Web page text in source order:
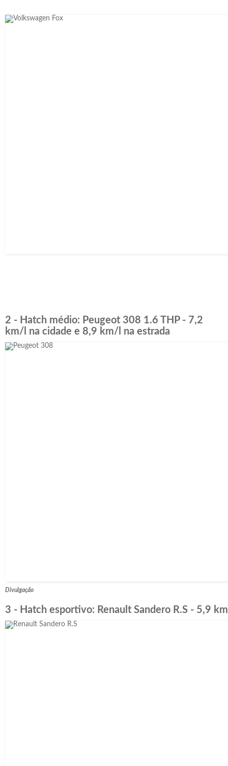
2 - Hatch médio: Peugeot 308 1.6 THP - 7,2
km/l na cidade e 8,9 km/l na estrada
Divulgação
3 - Hatch esportivo: Renault Sandero R.S - 5,9